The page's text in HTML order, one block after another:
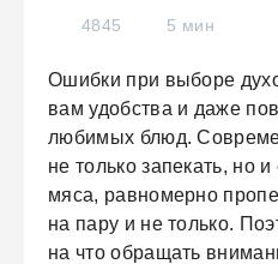
4845 5 мин
Ошибки при выборе
вам удобства и даже
любимых блюд.
не только запекать, но
мяса, равномерно
на пару и не только.
на что обращать